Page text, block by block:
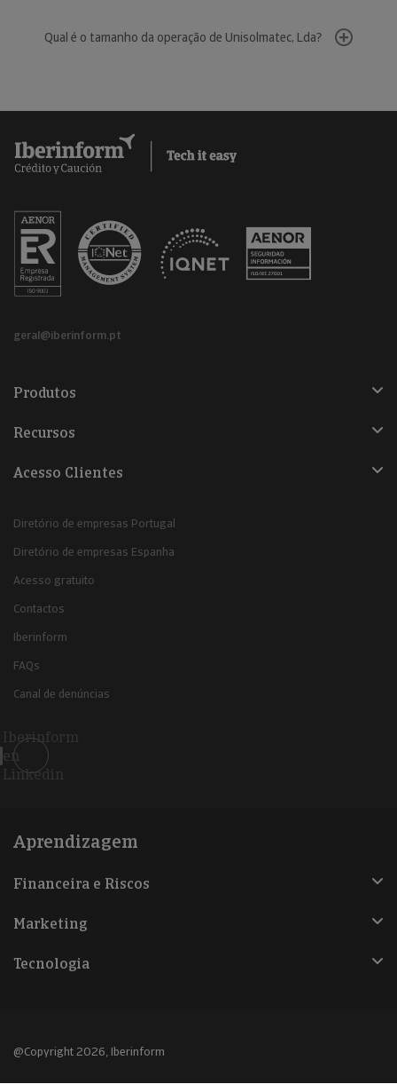
Qual é o tamanho da operação de Unisolmatec, Lda?
geral@iberinform.pt
Produtos
Recursos
Acesso Clientes
Diretório de empresas Portugal
Diretório de empresas Espanha
Acesso gratuito
Contactos
Iberinform
FAQs
Canal de denúncias
Iberinform
en
Linkedin
Aprendizagem
Financeira e Riscos
Marketing
Tecnologia
@Copyright 2026, Iberinform